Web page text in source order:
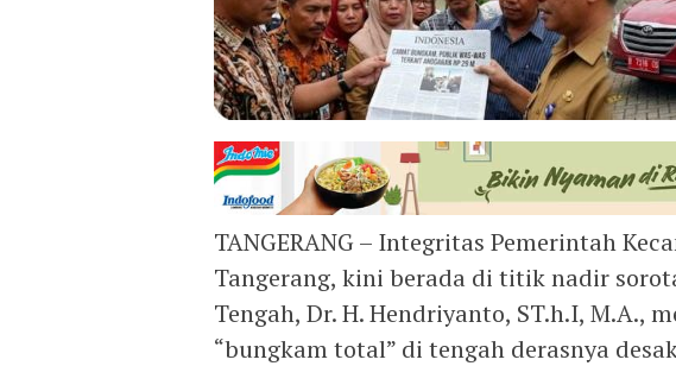
TANGERANG – Integritas Pemerintah
Tangerang, kini berada di titik nadir
Tengah, Dr. H. Hendriyanto, ST.h.I, M.A.,
“bungkam total” di tengah derasnya